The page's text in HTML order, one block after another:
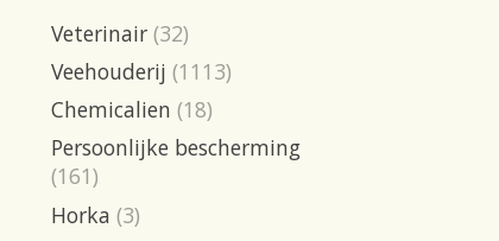
Veterinair (32)
Veehouderij (1113)
Chemicalien (18)
Persoonlijke bescherming
(161)
Horka (3)